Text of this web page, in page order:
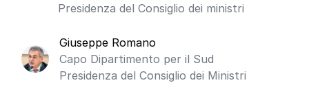
Presidenza del Consiglio dei ministri
Giuseppe Romano
Capo Dipartimento per il Sud
Presidenza del Consiglio dei Ministri